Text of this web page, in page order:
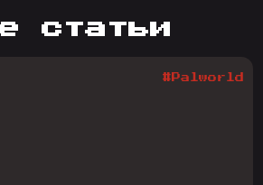
статьи
#Palworld